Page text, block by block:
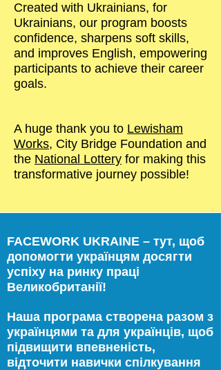
Created with Ukrainians, for
Ukrainians, our program boosts
confidence, sharpens soft skills,
and improves English, empowering
participants to achieve their career
goals.
A huge thank you to Lewisham
Works, City Bridge Foundation and
the National Lottery for making this
transformative journey possible!
FACEWORK UKRAINE – тут, щоб
допомогти українцям досягти
успіху на ринку праці
Великобританії!
Наша програма створена разом з
українцями та для українців, щоб
підвищити впевненість,
відточити навички спілкування